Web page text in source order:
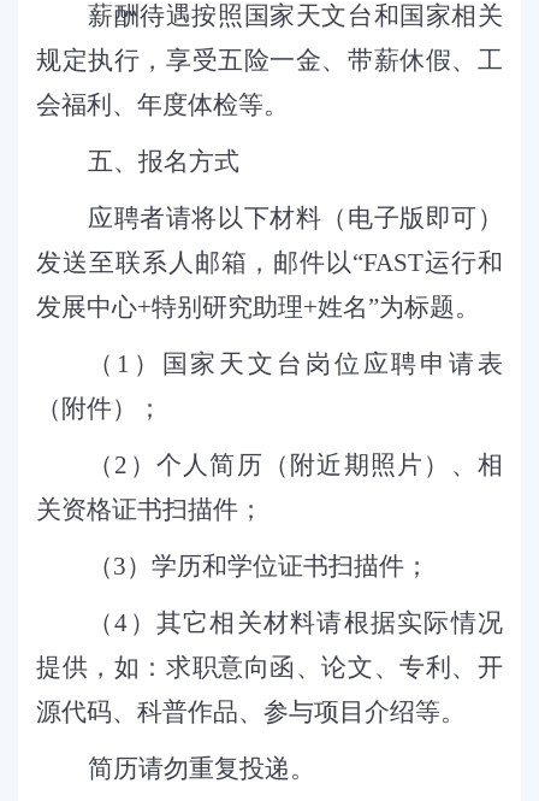
薪酬待遇按照国家天文台和国家相关
规定执行，享受五险一金、带薪休假、工
会福利、年度体检等。
五、 报名方式
应聘者请将以下材料（电子版即可）
发送至联系人邮箱，邮件以“FAST运行和
发展中心+特别研究助理+姓名”为标题。
（ 1 ）国家天文台岗位应聘申请表
（附件）；
（ 2 ）个人简历（附近期照片）、相
关资格证书扫描件；
（3）学历和学位证书扫描件；
（4 ）其它相关材料请根据实际情况
提供，如：求职意向函、论文、专利、开
源代码、科普作品、参与项目介绍等。
简历请勿重复投递。